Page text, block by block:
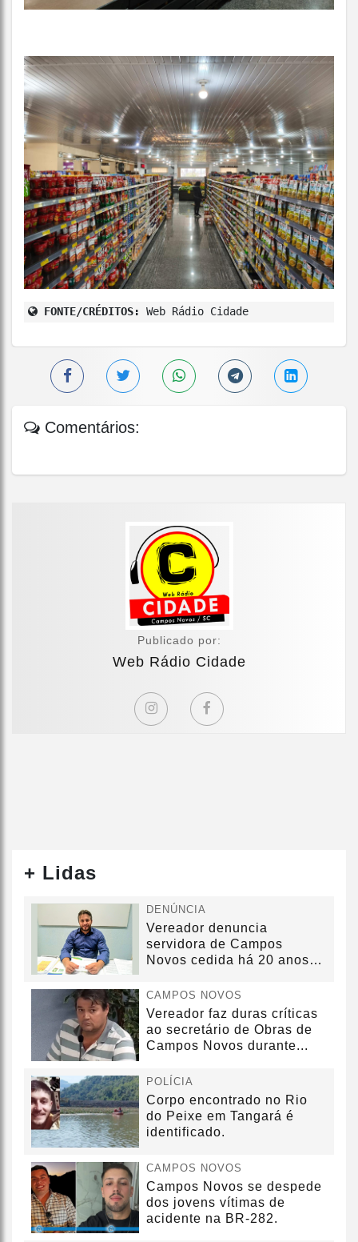
FONTE/CRÉDITOS: Web Rádio Cidade
Comentários:
Publicado por:
Web Rádio Cidade
+ Lidas
DENÚNCIA
Vereador denuncia
servidora de Campos
Novos cedida há 20 anos
CAMPOS NOVOS
Vereador faz duras críticas
ao secretário de Obras de
Campos Novos durante...
POLÍCIA
Corpo encontrado no Rio
do Peixe em Tangará é
identificado.
CAMPOS NOVOS
Campos Novos se despede
dos jovens vítimas de
acidente na BR-282.